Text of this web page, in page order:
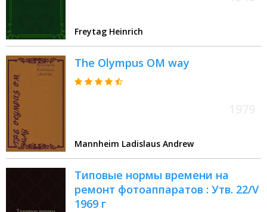
Freytag Heinrich
The Olympus OM way
Mannheim Ladislaus Andrew
Типовые нормы времени на
ремонт фотоаппаратов : Утв. 22/V
1969 г